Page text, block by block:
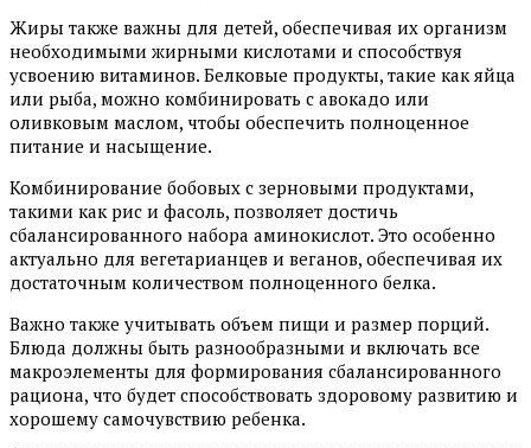
Жиры также важны для детей, обеспечивая их организм
необходимыми жирными кислотами и способствуя
усвоению витаминов. Белковые продукты, такие как яйца
или рыба, можно комбинировать с авокадо или
оливковым маслом, чтобы обеспечить полноценное
питание и насыщение.
Комбинирование бобовых с зерновыми продуктами,
такими как рис и фасоль, позволяет достичь
сбалансированного набора аминокислот. Это особенно
актуально для вегетарианцев и веганов, обеспечивая их
достаточным количеством полноценного белка.
Важно также учитывать объем пищи и размер порций.
Блюда должны быть разнообразными и включать все
макроэлементы для формирования сбалансированного
рациона, что будет способствовать здоровому развитию и
хорошему самочувствию ребенка.